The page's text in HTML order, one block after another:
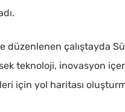
tuşuna basınız
düzenlenen çalıştayda
teknoloji, inovasyon
için yol haritası